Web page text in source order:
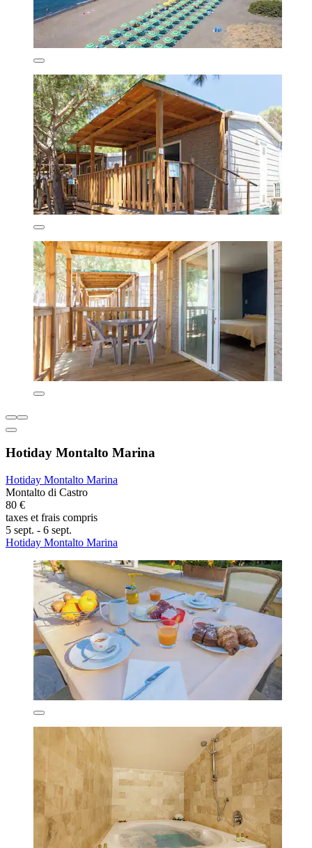
Hotiday Montalto Marina
Hotiday Montalto Marina
Montalto di Castro
80 €
taxes et frais compris
5 sept. - 6 sept.
Hotiday Montalto Marina